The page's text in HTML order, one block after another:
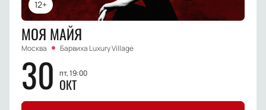
12+
МОЯ МАЙЯ
Москва Барвиха Luxury Village
30 пт, 19:00
ОКТ